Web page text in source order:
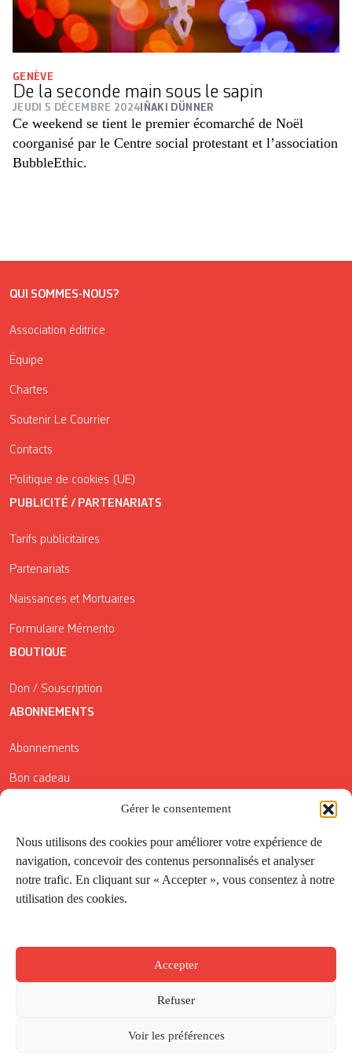
Gérer le consentement
Nous utilisons des cookies pour améliorer votre expérience de
navigation, concevoir des contenus personnalisés et analyser
notre trafic. En cliquant sur « Accepter », vous consentez à notre
utilisation des cookies.
Accepter
Refuser
Voir les préférences
GENÈVE
De la seconde main sous le sapin
JEUDI 5 DÉCEMBRE 2024 IÑAKI DÜNNER
Ce weekend se tient le premier écomarché de Noël
coorganisé par le Centre social protestant et l’association
BubbleEthic.
QUI SOMMES-NOUS?
Association éditrice
Équipe
Chartes
Soutenir Le Courrier
Contacts
Politique de cookies (UE)
PUBLICITÉ / PARTENARIATS
Tarifs publicitaires
Partenariats
Naissances et Mortuaires
Formulaire Mémento
BOUTIQUE
Don / Souscription
ABONNEMENTS
Abonnements
Bon cadeau
Conditions générales de vente
Réductions de la Carte Côté Courrier
Application